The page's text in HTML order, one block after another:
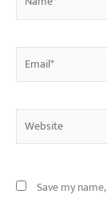
Website
Save my